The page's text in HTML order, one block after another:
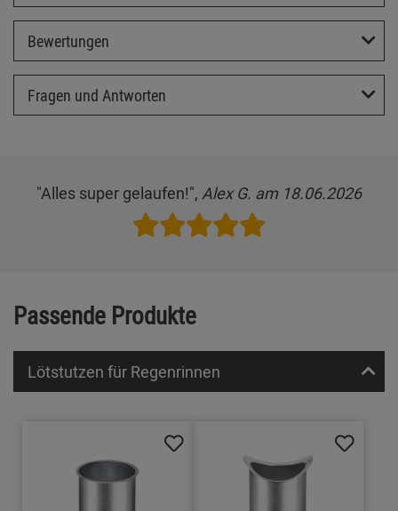
Bewertungen
Fragen und Antworten
"Alles super gelaufen!", Alex G. am 18.06.2026
Passende Produkte
Lötstutzen für Regenrinnen